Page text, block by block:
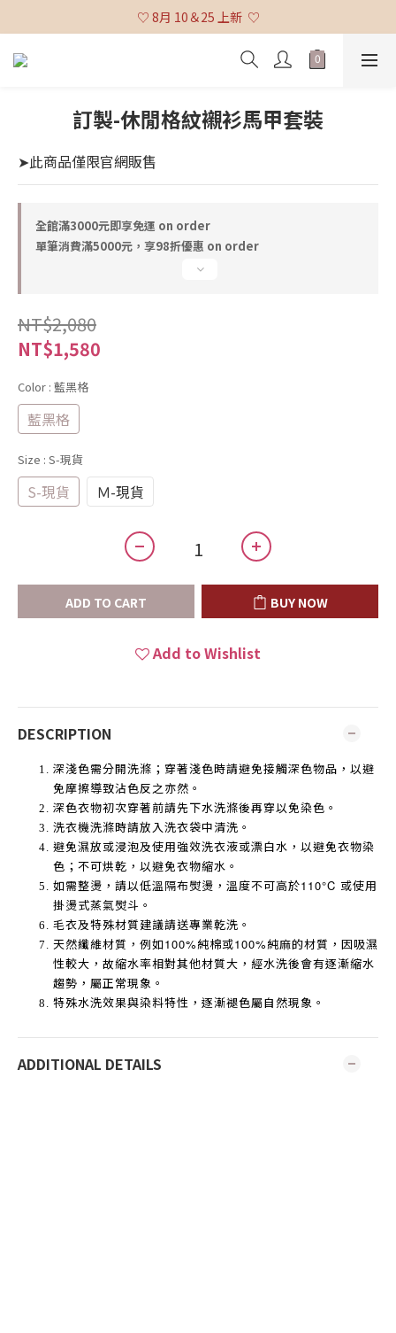
♡ 全館消費滿 $3,000 免運 (不含貨到付款及海外配送) ♡
♡ 8月 10＆25 上新  ♡
♡ 全館消費滿 $3,000 免運 (不含貨到付款及海外配送) ♡
訂製-休閒格紋襯衫馬甲套裝
➤此商品僅限官網販售
全館滿3000元即享免運 on order
單筆消費滿5000元，享98折優惠 on order
NT$2,080
NT$1,580
Color : 藍黑格
藍黑格
Size : S-現貨
S-現貨 Ｍ-現貨
ADD TO CART BUY NOW
Add to Wishlist
DESCRIPTION
深淺色需分開洗滌；穿著淺色時請避免接觸深色物品，以避
免摩擦導致沾色反之亦然。
深色衣物初次穿著前請先下水洗滌後再穿以免染色。
洗衣機洗滌時請放入洗衣袋中清洗。
避免濕放或浸泡及使用強效洗衣液或漂白水，以避免衣物染
色；不可烘乾，以避免衣物縮水。
如需整燙，請以低溫隔布熨燙，溫度不可高於110°C 或使用
掛燙式蒸氣熨斗。
毛衣及特殊材質建議請送專業乾洗。
天然纖維材質，例如100%純棉或100%純麻的材質，因吸濕
性較大，故縮水率相對其他材質大，經水洗後會有逐漸縮水
趨勢，屬正常現象。
特殊水洗效果與染料特性，逐漸褪色屬自然現象。
ADDITIONAL DETAILS